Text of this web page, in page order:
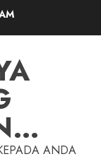
ANDA